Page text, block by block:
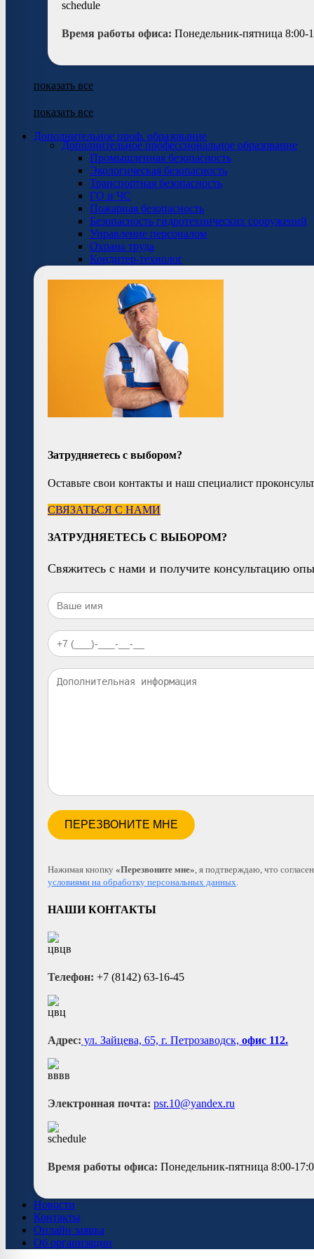
Время работы офиса: Понедельник-пятница 8:00-
показать все
показать все
Дополнительное проф. образование
Дополнительное профессиональное образование
Промышленная безопасность
Экологическая безопасность
Транспортная безопасность
ГО и ЧС
Пожарная безопасность
Безопасность гидротехнических сооружений
Управление персоналом
Охрана труда
Кондитер-технолог
Затрудняетесь с выбором?
Оставьте свои контакты и наш специалист
СВЯЗАТЬСЯ С НАМИ
ЗАТРУДНЯЕТЕСЬ С ВЫБОРОМ?
Свяжитесь с нами и получите консультацию
Нажимая кнопку «Перезвоните мне», я подтверждаю, что
условиями на обработку персональных данных.
НАШИ КОНТАКТЫ
Телефон: +7 (8142) 63-16-45
Адрес: ул. Зайцева, 65, г. Петрозаводск, офис 112.
Электронная почта: psr.10@yandex.ru
Время работы офиса: Понедельник-пятница 8:00-
Новости
Контакты
Онлайн заявка
Об организации